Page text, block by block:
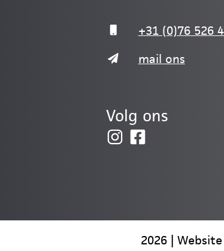
+31 (0)76 526
mail ons
Volg ons
2026 |